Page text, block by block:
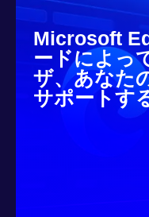
Microsoft
ードによっ
ザ、あなた
サポートす